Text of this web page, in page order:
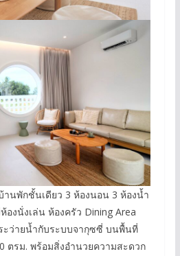
านพักชั้นเดียว 3 ห้องนอน 3 ห้องน้ำ
งนั่งเล่น ห้องครัว Dining Area
ะว่ายน้ำกับระบบจากุซซี่ บนพื้นที่
ตรม. พร้อมสิ่งอำนวยความสะดวก